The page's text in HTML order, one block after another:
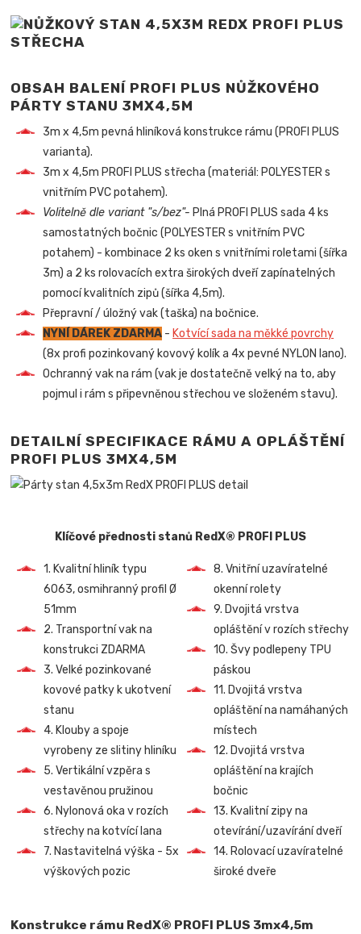
OBSAH BALENÍ PROFI PLUS NŮŽKOVÉHO
PÁRTY STANU 3MX4,5M
3m x 4,5m pevná hliníková konstrukce rámu (PROFI PLUS
varianta).
3m x 4,5m PROFI PLUS střecha (materiál: POLYESTER s
vnitřním PVC potahem).
Volitelně dle variant "s/bez"- Plná PROFI PLUS sada 4 ks
samostatných bočnic (POLYESTER s vnitřním PVC
potahem) - kombinace 2 ks oken s vnitřními roletami (šířka
3m) a 2 ks rolovacích extra širokých dveří zapínatelných
pomocí kvalitních zipů (šířka 4,5m).
Přepravní / úložný vak (taška) na bočnice.
NYNÍ DÁREK ZDARMA - Kotvící sada na měkké povrchy
(8x profi pozinkovaný kovový kolík a 4x pevné NYLON lano).
Ochranný vak na rám (vak je dostatečně velký na to, aby
pojmul i rám s připevněnou střechou ve složeném stavu).
DETAILNÍ SPECIFIKACE RÁMU A OPLÁŠTĚNÍ
PROFI PLUS 3MX4,5M
Klíčové přednosti stanů RedX® PROFI PLUS
1. Kvalitní hliník typu
6063, osmihranný profil Ø
51mm
2. Transportní vak na
konstrukci ZDARMA
3. Velké pozinkované
kovové patky k ukotvení
stanu
4. Klouby a spoje
vyrobeny ze slitiny hliníku
5. Vertikální vzpěra s
vestavěnou pružinou
6. Nylonová oka v rozích
střechy na kotvící lana
7. Nastavitelná výška - 5x
výškových pozic
8. Vnitřní uzavíratelné
okenní rolety
9. Dvojitá vrstva
opláštění v rozích střechy
10. Švy podlepeny TPU
páskou
11. Dvojitá vrstva
opláštění na namáhaných
místech
12. Dvojitá vrstva
opláštění na krajích
bočnic
13. Kvalitní zipy na
otevírání/uzavírání dveří
14. Rolovací uzavíratelné
široké dveře
Konstrukce rámu RedX® PROFI PLUS 3mx4,5m